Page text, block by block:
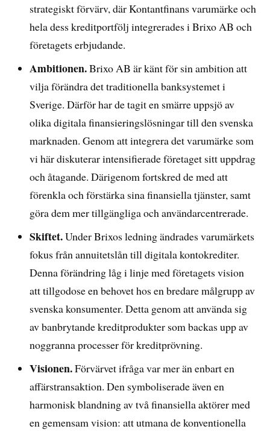
strategiskt förvärv, där Kontantfinans varumärke och
hela dess kreditportfölj integrerades i Brixo AB och
företagets erbjudande.
Ambitionen.Brixo AB är känt för sin ambition att
vilja förändra det traditionella banksystemet i
Sverige. Därför har de tagit en smärre uppsjö av
olika digitala finansieringslösningar till den svenska
marknaden. Genom att integrera det varumärke som
vi här diskuterar intensifierade företaget sitt uppdrag
och åtagande. Därigenom fortskred de med att
förenkla och förstärka sina finansiella tjänster, samt
göra dem mer tillgängliga och användarcentrerade.
Skiftet.Under Brixos ledning ändrades varumärkets
fokus från annuitetslån till digitala kontokrediter.
Denna förändring låg i linje med företagets vision
att tillgodose en behovet hos en bredare målgrupp av
svenska konsumenter. Detta genom att använda sig
av banbrytande kreditprodukter som backas upp av
noggranna processer för kreditprövning.
Visionen.Förvärvet ifråga var mer än enbart en
affärstransaktion. Den symboliserade även en
harmonisk blandning av två finansiella aktörer med
en gemensam vision: att utmana de konventionella